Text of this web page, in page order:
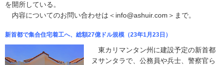
を開所している。
内容についてのお問い合わせは＜info@ashuir.com＞まで。
新首都で集合住宅着工へ、総額27億ドル規模（23年1月23日）
東カリマンタン州に建設予定の新首都
ヌサンタラで、公務員や兵士、警察官ら